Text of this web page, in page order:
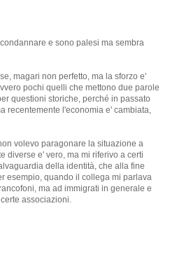
e sono palesi ma sembra
magari non perfetto, ma la sforzo e'
pochi quelli che mettono due parole
questioni storiche, perché in passato
recentemente l'economia e' cambiata,
volevo paragonare la situazione a
diverse e' vero, ma mi riferivo a certi
della identità, che alla fine
esempio, quando il collega mi parlava
ma ad immigrati in generale e
associazioni.